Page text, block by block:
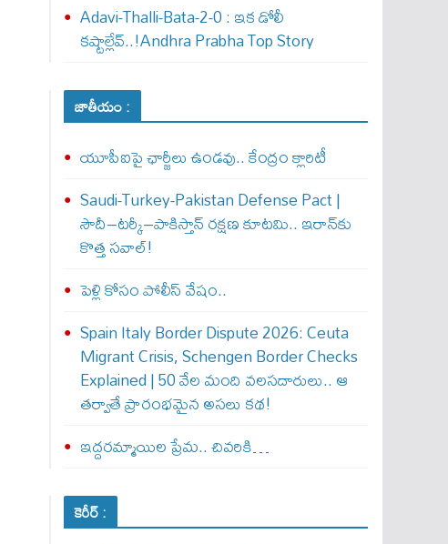
Adavi-Thalli-Bata-2-0 : ఇక డోలీ
క‌ష్టాల్లేవ్..!Andhra Prabha Top Story
జాతీయం :
యూపీఐపై ఛార్జీలు ఉండవు.. కేంద్రం క్లారిటీ
Saudi-Turkey-Pakistan Defense Pact |
సౌదీ–టర్కీ–పాకిస్తాన్ రక్షణ కూటమి.. ఇరాన్‌కు
కొత్త సవాల్!
పెళ్లి కోసం పోలీస్ వేషం..
Spain Italy Border Dispute 2026: Ceuta
Migrant Crisis, Schengen Border Checks
Explained | 50 వేల మంది వలసదారులు.. ఆ
తర్వాతే ప్రారంభ‌మైన అసలు కథ!
ఇద్దరమ్మాయిల ప్రేమ.. చివరికి…
కెరీర్ :